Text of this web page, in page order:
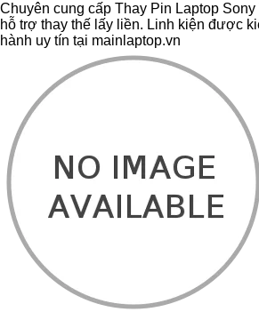
Chuyên cung cấp Thay Pin Laptop
hỗ trợ thay thế lấy liền. Linh kiện được
hành uy tín tại mainlaptop.vn